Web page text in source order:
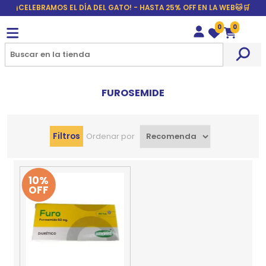
¡CELEBRAMOS EL DÍA DEL GATO! - HASTA 25% OFF EN LA WEB🐱🛒
Wishlist
0
Carrito
0
FUROSEMIDE
Filtros Ordenar por
10%
OFF